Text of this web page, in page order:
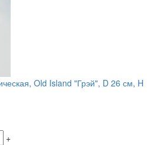
Old Island "Грэй", D 26 см, H
+